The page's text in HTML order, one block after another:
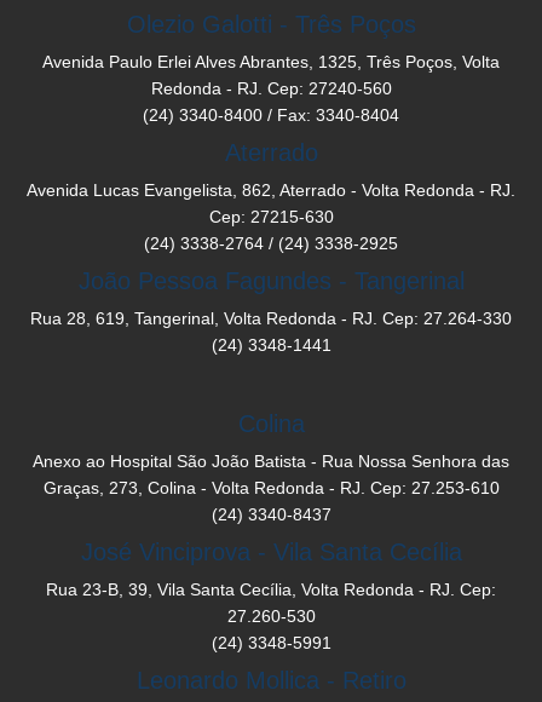
Olezio Galotti - Três Poços
Avenida Paulo Erlei Alves Abrantes, 1325, Três Poços, Volta
Redonda - RJ. Cep: 27240-560
(24) 3340-8400 / Fax: 3340-8404
Aterrado
Avenida Lucas Evangelista, 862, Aterrado - Volta Redonda - RJ.
Cep: 27215-630
(24) 3338-2764 / (24) 3338-2925
João Pessoa Fagundes - Tangerinal
Rua 28, 619, Tangerinal, Volta Redonda - RJ. Cep: 27.264-330
(24) 3348-1441
Colina
Anexo ao Hospital São João Batista - Rua Nossa Senhora das
Graças, 273, Colina - Volta Redonda - RJ. Cep: 27.253-610
(24) 3340-8437
José Vinciprova - Vila Santa Cecília
Rua 23-B, 39, Vila Santa Cecília, Volta Redonda - RJ. Cep:
27.260-530
(24) 3348-5991
Leonardo Mollica - Retiro